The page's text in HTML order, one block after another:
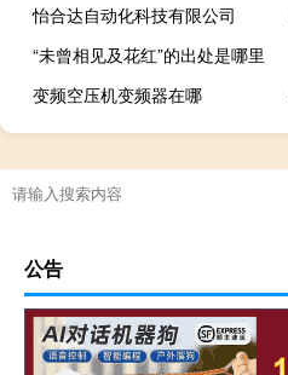
怡合达自动化科技有限公司
“未曾相见及花红”的出处是哪里
变频空压机变频器在哪
公告